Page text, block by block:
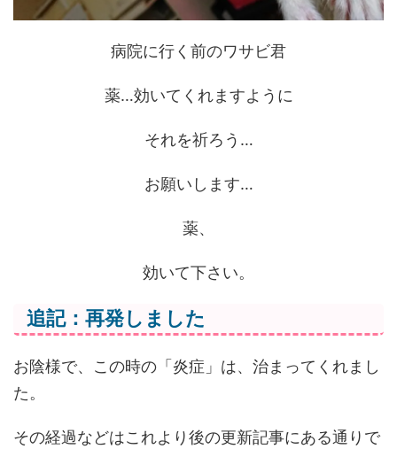
病院に行く前のワサビ君
薬…効いてくれますように
それを祈ろう…
お願いします…
薬、
効いて下さい。
追記：再発しました
お陰様で、この時の「炎症」は、治まってくれまし
た。
その経過などはこれより後の更新記事にある通りで